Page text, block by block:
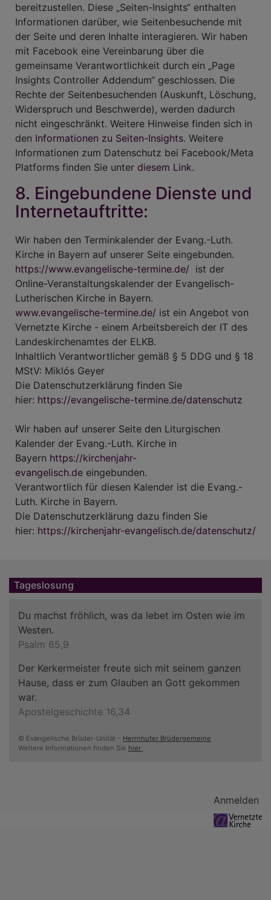
bereitzustellen. Diese „Seiten-Insights“ enthalten
Informationen darüber, wie Seitenbesuchende mit
der Seite und deren Inhalte interagieren. Wir haben
mit Facebook eine Vereinbarung über die
gemeinsame Verantwortlichkeit durch ein „Page
Insights Controller Addendum“ geschlossen. Die
Rechte der Seitenbesuchenden (Auskunft, Löschung,
Widerspruch und Beschwerde), werden dadurch
nicht eingeschränkt. Weitere Hinweise finden sich in
den Informationen zu Seiten-Insights. Weitere
Informationen zum Datenschutz bei Facebook/Meta
Platforms finden Sie unter diesem Link.
8. Eingebundene Dienste und
Internetauftritte:
Wir haben den Terminkalender der Evang.-Luth.
Kirche in Bayern auf unserer Seite eingebunden.
https://www.evangelische-termine.de/ ist der
Online-Veranstaltungskalender der Evangelisch-
Lutherischen Kirche in Bayern.
www.evangelische-termine.de/ ist ein Angebot von
Vernetzte Kirche - einem Arbeitsbereich der IT des
Landeskirchenamtes der ELKB.
Inhaltlich Verantwortlicher gemäß § 5 DDG und § 18
MStV: Miklós Geyer
Die Datenschutzerklärung finden Sie
hier: https://evangelische-termine.de/datenschutz
Wir haben auf unserer Seite den Liturgischen
Kalender der Evang.-Luth. Kirche in
Bayern https://kirchenjahr-
evangelisch.de eingebunden.
Verantwortlich für diesen Kalender ist die Evang.-
Luth. Kirche in Bayern.
Die Datenschutzerklärung dazu finden Sie
hier: https://kirchenjahr-evangelisch.de/datenschutz/
Tageslosung
Du machst fröhlich, was da lebet im Osten wie im
Westen.
Psalm 65,9
Der Kerkermeister freute sich mit seinem ganzen
Hause, dass er zum Glauben an Gott gekommen
war.
Apostelgeschichte 16,34
© Evangelische Brüder-Unität – Herrnhuter Brüdergemeine
Weitere Informationen finden Sie hier .
Anmelden